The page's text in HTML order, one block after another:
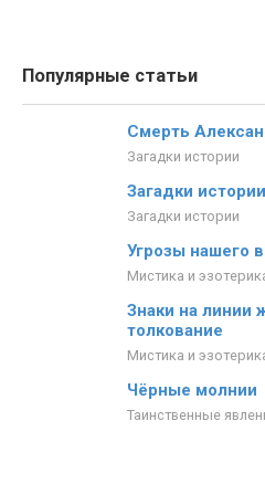
Популярные статьи
Смерть
Загадки истории
Загадки истории
Загадки истории
Угрозы нашего
Мистика и
Знаки на линии
толкование
Мистика и
Чёрные молнии
Таинственные